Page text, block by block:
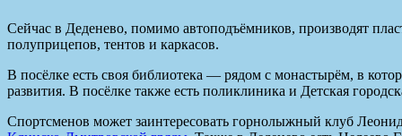
Сейчас в Деденево, помимо автоподъёмников, производят
полуприцепов, тентов и каркасов.
В посёлке есть своя библиотека — рядом с монастырём, в
развития. В посёлке также есть поликлиника и Детская
Спортсменов может заинтересовать горнолыжный клуб